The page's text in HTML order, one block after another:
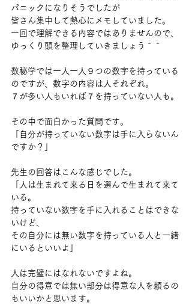
パニックになりそうでしたが
皆さん集中して熱心にメモしていました。
一回で理解できる内容ではありませんので、
ゆっくり頭を整理していきましょう＾＾
数秘学では一人一人９つの数字を持っている
のですが、数字の内容は人それぞれ。
７が多い人もいれば７を持っていない人も。
その中で面白かった質問です。
「自分が持っていない数字は手に入らないん
ですか？」
先生の回答はこんな感じでした。
「人は生まれて来る日を選んで生まれて来て
いる。
持っていない数字を手に入れることはできな
いけど、
その自分には無い数字を持っている人と一緒
にいるといいよ」
人は完璧にはなれないですよね。
自分の得意では無い部分は得意な人を頼るの
もいいかと思います。